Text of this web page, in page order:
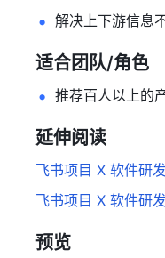
解决上下游信息
适合团队/角色
推荐百人以上的
延伸阅读
飞书项目 X 软件研
飞书项目 X 软件研
预览